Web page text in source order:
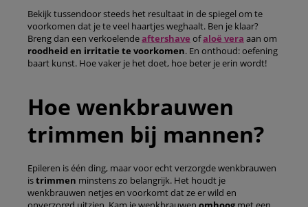
Bekijk tussendoor steeds het resultaat in de spiegel om te
voorkomen dat je te veel haartjes weghaalt. Ben je klaar?
Breng dan een verkoelendeaftershave ofaloë vera aan om
roodheid en irritatie te voorkomen. En onthoud: oefening
baart kunst. Hoe vaker je het doet, hoe beter je erin wordt!
Hoe wenkbrauwen
trimmen bij mannen?
Epileren is één ding, maar voor echt verzorgde wenkbrauwen
istrimmen minstens zo belangrijk. Het houdt je
wenkbrauwen netjes en voorkomt dat ze er wild en